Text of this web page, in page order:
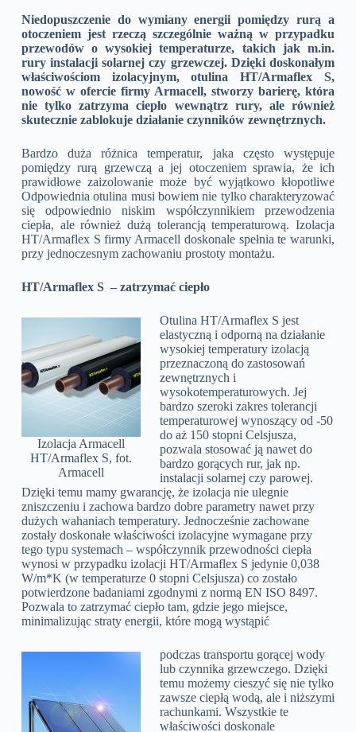
Niedopuszczenie do wymiany energii pomiędzy rurą a
otoczeniem jest rzeczą szczególnie ważną w przypadku
przewodów o wysokiej temperaturze, takich jak m.in.
rury instalacji solarnej czy grzewczej. Dzięki doskonałym
właściwościom izolacyjnym, otulina HT/Armaflex S,
nowość w ofercie firmy Armacell, stworzy barierę, która
nie tylko zatrzyma ciepło wewnątrz rury, ale również
skutecznie zablokuje działanie czynników zewnętrznych.
Bardzo duża różnica temperatur, jaka często występuje
pomiędzy rurą grzewczą a jej otoczeniem sprawia, że ich
prawidłowe zaizolowanie może być wyjątkowo kłopotliwe
Odpowiednia otulina musi bowiem nie tylko charakteryzować
się odpowiednio niskim współczynnikiem przewodzenia
ciepła, ale również dużą tolerancją temperaturową. Izolacja
HT/Armaflex S firmy Armacell doskonale spełnia te warunki,
przy jednoczesnym zachowaniu prostoty montażu.
HT/Armaflex S – zatrzymać ciepło
Izolacja Armacell
HT/Armaflex S, fot.
Armacell
Otulina HT/Armaflex S jest
elastyczną i odporną na działanie
wysokiej temperatury izolacją
przeznaczoną do zastosowań
zewnętrznych i
wysokotemperaturowych. Jej
bardzo szeroki zakres tolerancji
temperaturowej wynoszący od -50
do aż 150 stopni Celsjusza,
pozwala stosować ją nawet do
bardzo gorących rur, jak np.
instalacji solarnej czy parowej.
Dzięki temu mamy gwarancję, że izolacja nie ulegnie
zniszczeniu i zachowa bardzo dobre parametry nawet przy
dużych wahaniach temperatury. Jednocześnie zachowane
zostały doskonałe właściwości izolacyjne wymagane przy
tego typu systemach – współczynnik przewodności ciepła
wynosi w przypadku izolacji HT/Armaflex S jedynie 0,038
W/m*K (w temperaturze 0 stopni Celsjusza) co zostało
potwierdzone badaniami zgodnymi z normą EN ISO 8497.
Pozwala to zatrzymać ciepło tam, gdzie jego miejsce,
minimalizując straty energii, które mogą wystąpić
podczas transportu gorącej wody
lub czynnika grzewczego. Dzięki
temu możemy cieszyć się nie tylko
zawsze ciepłą wodą, ale i niższymi
rachunkami. Wszystkie te
właściwości doskonale